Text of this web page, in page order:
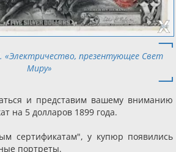
«Электричество, презентующее Свет
Миру»
и представим вашему вниманию
на 5 долларов 1899 года.
сертификатам", у купюр появились
портреты.